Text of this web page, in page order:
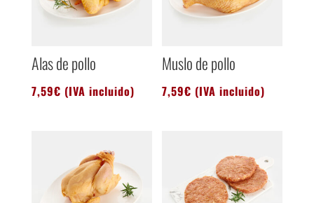
Alas de pollo
7,59€ (IVA incluido)
Muslo de pollo
7,59€ (IVA incluido)